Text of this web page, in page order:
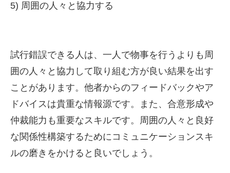
5) 周囲の人々と協力する
試行錯誤できる人は、一人で物事を行うよりも周
囲の人々と協力して取り組む方が良い結果を出す
ことがあります。他者からのフィードバックやア
ドバイスは貴重な情報源です。また、合意形成や
仲裁能力も重要なスキルです。周囲の人々と良好
な関係性構築するためにコミュニケーションスキ
ルの磨きをかけると良いでしょう。